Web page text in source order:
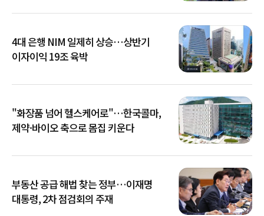
4대 은행 NIM 일제히 상승…상반기
이자이익 19조 육박
"화장품 넘어 헬스케어로"…한국콜마,
제약·바이오 축으로 몸집 키운다
부동산 공급 해법 찾는 정부…이재명
대통령, 2차 점검회의 주재